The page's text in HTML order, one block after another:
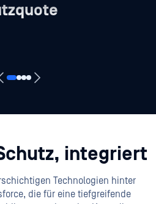
integriert
Technologien hinter
die für eine tiefgreifende